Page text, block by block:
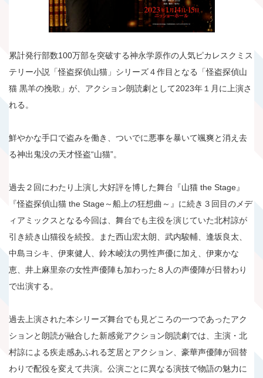
累計発行部数100万部を突破する神永学原作の人気ピカレスクミス
テリー小説「怪盗探偵山猫」シリーズ４作目となる「怪盗探偵山
猫 黒羊の挽歌」が、アクション朗読劇として2023年１月に上演さ
れる。
鮮やかな手口で盗みを働き、ついでに悪事を暴いて颯爽と消え去
る神出鬼没の天才怪盗“山猫”。
過去２回にわたり上演し大好評を博した舞台『山猫 the Stage』
『怪盗探偵山猫 the Stage～船上の狂想曲～』に続き３回目のメデ
ィアミックスとなる今回は、舞台でも主役を演じていた北村諒が
引き続き山猫役を続投。また西山宏太朗、武内駿輔、逢坂良太、
中島ヨシキ、伊東健人、鈴木崚汰の男性声優に加え、伊東かな
恵、井上麻里奈の女性声優陣も加わった８人の声優陣が日替わり
で出演する。
過去上演された本シリーズ舞台でも見どころの一つであったアク
ションと朗読が融合した新感覚アクション朗読劇では、主演・北
村諒による疾走感あふれる芝居とアクション、豪華声優陣が回替
わりで配役を変えて共演。公演ごとに異なる演技で物語の魅力に